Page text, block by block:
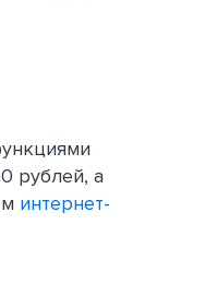
рублей, а
интернет-